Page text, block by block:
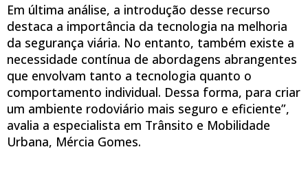
Em última análise, a introdução desse recurso
destaca a importância da tecnologia na melhoria
da segurança viária. No entanto, também existe a
necessidade contínua de abordagens abrangentes
que envolvam tanto a tecnologia quanto o
comportamento individual. Dessa forma, para criar
um ambiente rodoviário mais seguro e eficiente”,
avalia a especialista em Trânsito e Mobilidade
Urbana, Mércia Gomes.